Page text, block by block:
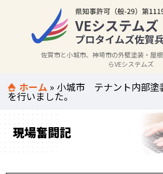
佐賀市と小城市、神埼市の外壁塗装・屋
らVEシステムズ
ホーム » 小城市 テナント内部
を行いました。
現場奮闘記